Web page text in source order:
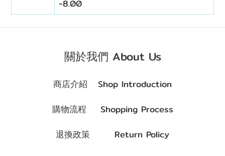
-8.00
關於我們 About Us
商店介紹 Shop Introduction
購物流程 Shopping Process
退換政策 Return Policy